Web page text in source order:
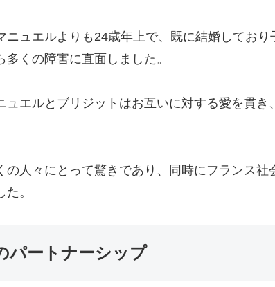
ニュエルよりも24歳年上で、既に結婚してお
くの障害に直面しました。
ュエルとブリジットはお互いに対する愛を貫
の人々にとって驚きであり、同時にフランス
。
パートナーシップ